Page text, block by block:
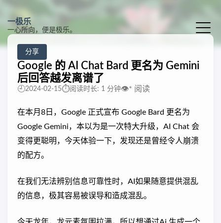
一极乐
一心所向，便是极乐。
分享
Google 的 AI Chat Bard 更名为 Gemini
后回答越发离谱了
🕘2024-02-15⏱️阅读时长: 1 分钟👁️* 阅读
在本月8日，Google 正式宣布 Google Bard 更名为
Google Gemini，本以为是一次特大升级，AI Chat 会
变得更聪明，今天体验一下，发现还是曾经令人崩溃
的配方。
在我们无法辨别信息可靠性时，AI如果随意提供混乱
的信息，极其容易被误导和造成混乱。